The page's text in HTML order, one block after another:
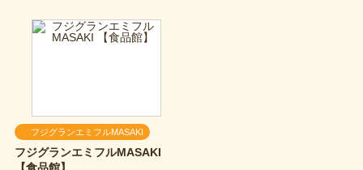
フジグランエミフルMASAKI
フジグランエミフルMASAKI
【食品館】